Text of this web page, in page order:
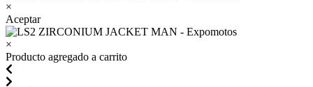
×
Aceptar
×
Producto agregado a carrito